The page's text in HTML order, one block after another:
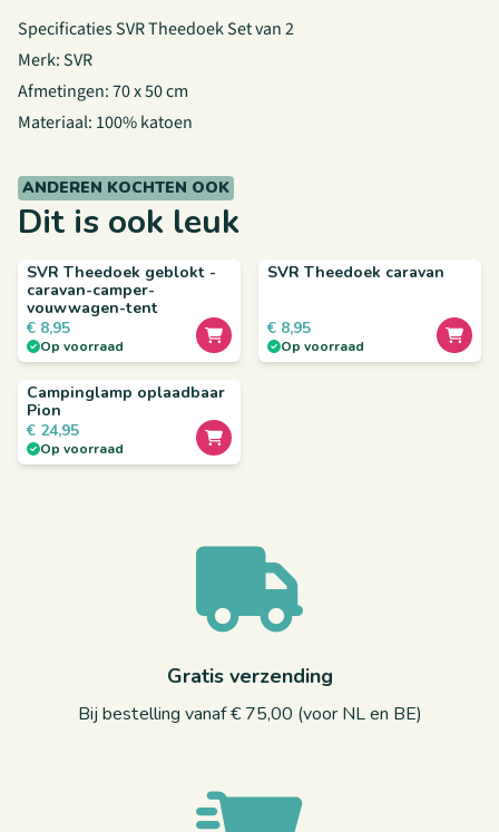
Specificaties SVR Theedoek Set van 2
Merk: SVR
Afmetingen: 70 x 50 cm
Materiaal: 100% katoen
ANDEREN KOCHTEN OOK
Dit is ook leuk
SVR Theedoek geblokt -
caravan-camper-
vouwwagen-tent
Op voorraad
€ 8,95
SVR Theedoek caravan
Op voorraad
€ 8,95
Campinglamp oplaadbaar
Pion
Op voorraad
€ 24,95
Gratis verzending
Bij bestelling vanaf € 75,00 (voor NL en BE)